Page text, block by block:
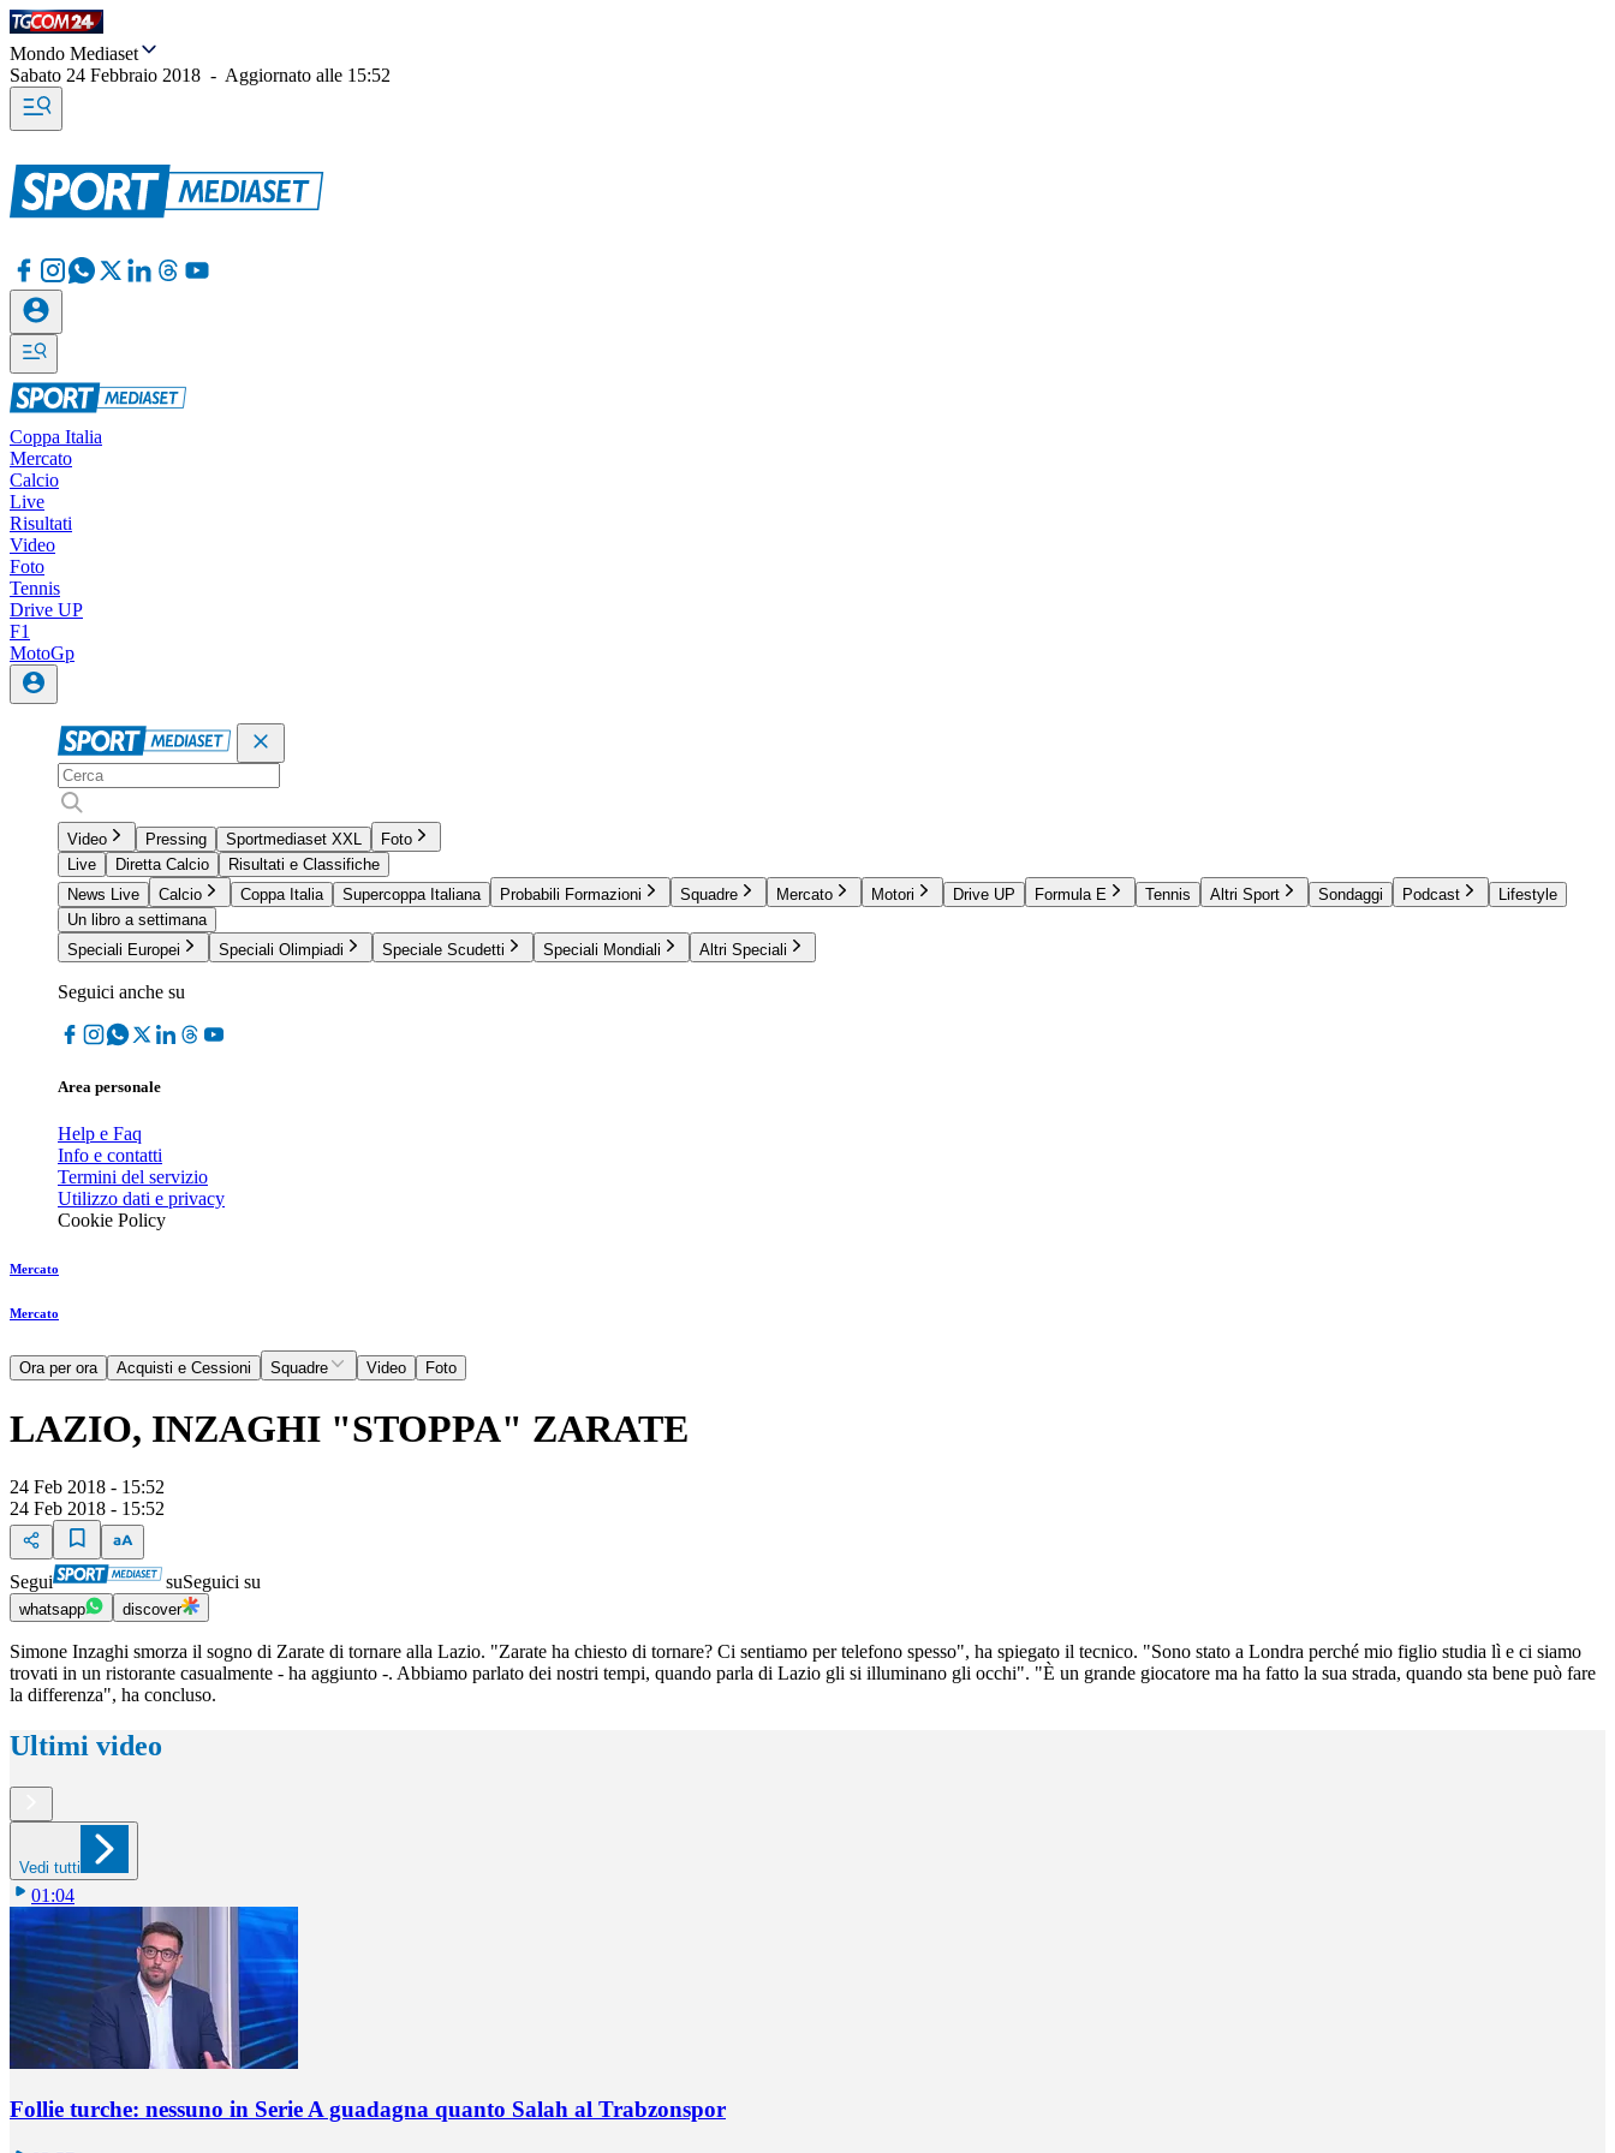
Mondo Mediaset
Sabato 24 Febbraio 2018 - Aggiornato alle 15:52
Coppa Italia
Mercato
Calcio
Live
Risultati
Video
Foto
Tennis
Drive UP
F1
MotoGp
Video Pressing Sportmediaset XXL
Foto
Live
Diretta Calcio
Risultati e Classifiche
News Live
Calcio Coppa Italia Supercoppa Italiana Probabili Formazioni Squadre Mercato Motori Drive UP Formula E Tennis Altri Sport Sondaggi Podcast
Lifestyle
Un libro a settimana
Speciali Europei
Speciali Olimpiadi Speciale Scudetti Speciali Mondiali Altri Speciali
Seguici anche su
Area personale
Help e Faq
Info e contatti
Termini del servizio
Utilizzo dati e privacy
Cookie Policy
Mercato
Mercato
Ora per ora Acquisti e Cessioni Squadre Video Foto
LAZIO, INZAGHI "STOPPA" ZARATE
24 Feb 2018 - 15:52
24 Feb 2018 - 15:52
Segui suSeguici su
whatsapp discover
Simone Inzaghi smorza il sogno di Zarate di tornare alla Lazio. "Zarate ha chiesto di tornare? Ci sentiamo per telefono spesso", ha spiegato il tecnico. "Sono stato a Londra perché mio figlio studia lì e ci siamo
trovati in un ristorante casualmente - ha aggiunto -. Abbiamo parlato dei nostri tempi, quando parla di Lazio gli si illuminano gli occhi". "È un grande giocatore ma ha fatto la sua strada, quando sta bene può fare
la differenza", ha concluso.
Ultimi video
Vedi tutti
01:04
Follie turche: nessuno in Serie A guadagna quanto Salah al Trabzonspor